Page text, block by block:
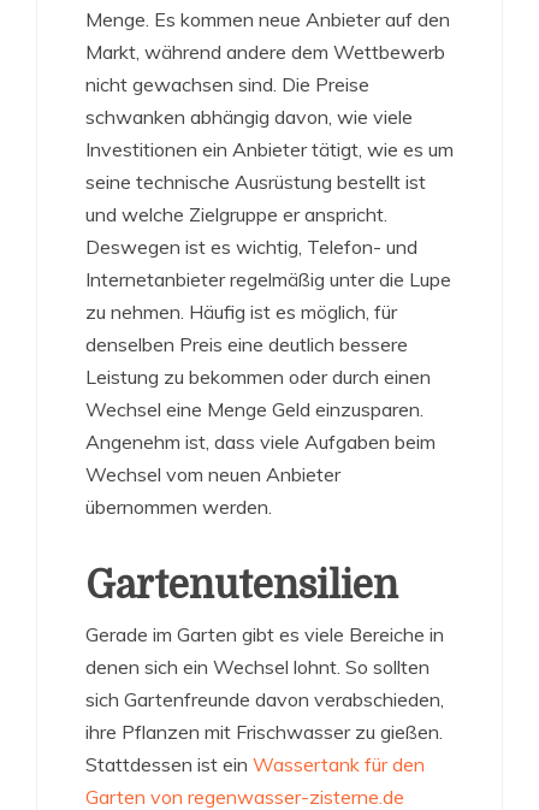
Menge. Es kommen neue Anbieter auf den
Markt, während andere dem Wettbewerb
nicht gewachsen sind. Die Preise
schwanken abhängig davon, wie viele
Investitionen ein Anbieter tätigt, wie es um
seine technische Ausrüstung bestellt ist
und welche Zielgruppe er anspricht.
Deswegen ist es wichtig, Telefon- und
Internetanbieter regelmäßig unter die Lupe
zu nehmen. Häufig ist es möglich, für
denselben Preis eine deutlich bessere
Leistung zu bekommen oder durch einen
Wechsel eine Menge Geld einzusparen.
Angenehm ist, dass viele Aufgaben beim
Wechsel vom neuen Anbieter
übernommen werden.
Gartenutensilien
Gerade im Garten gibt es viele Bereiche in
denen sich ein Wechsel lohnt. So sollten
sich Gartenfreunde davon verabschieden,
ihre Pflanzen mit Frischwasser zu gießen.
Stattdessen ist ein Wassertank für den
Garten von regenwasser-zisterne.de